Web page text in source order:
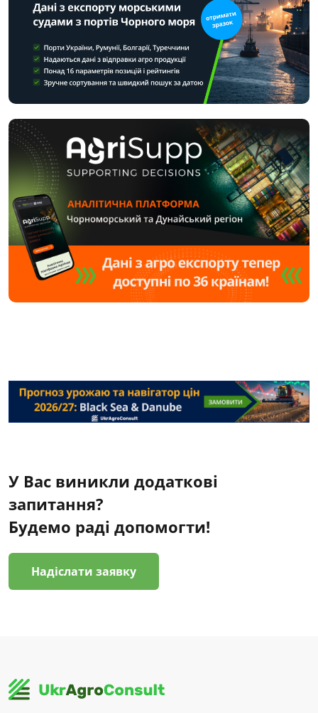
У Вас виникли додаткові
запитання?
Будемо раді допомогти!
Надіслати заявку